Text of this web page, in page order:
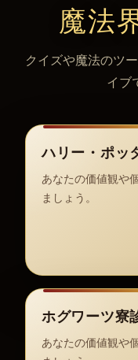
魔法
クイズや魔法のツ
イブ
ハリー・ポッ
あなたの価値観や
ましょう。
ホグワーツ寮
あなたの価値観や